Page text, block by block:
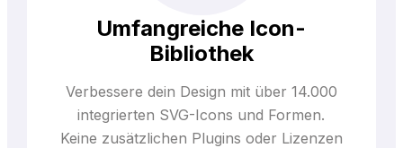
Umfangreiche Icon-
Bibliothek
Verbessere dein Design mit über 14.000
integrierten SVG-Icons und Formen.
Keine zusätzlichen Plugins oder Lizenzen